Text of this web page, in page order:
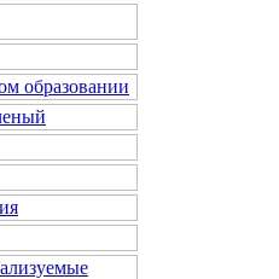
образовании